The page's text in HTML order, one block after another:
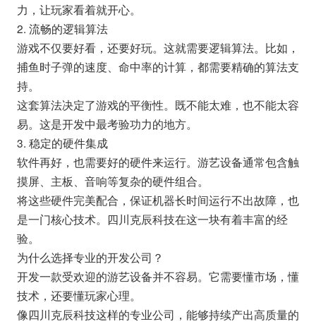
力，让玩家看着就开心。
2. 流畅的逻辑算法
游戏不仅要好看，还要好玩。这就需要逻辑算法。比如，
捕鱼时子弹的速度、命中率的计算，都需要精确的算法支
持。
这套算法决定了游戏的平衡性。既不能太难，也不能太容
易。这是开发中最考验功力的地方。
3. 稳定的硬件集成
软件再好，也需要好的硬件来运行。游艺设备通常包含触
摸屏、主板、音响等复杂的硬件组合。
将这些硬件完美配合，保证机器长时间运行不出故障，也
是一门核心技术。四川克辰科技在这一块有着丰富的经
验。
为什么选择专业的开发公司？
开发一款受欢迎的游艺设备并不容易。它需要懂市场，懂
技术，还要懂玩家心理。
像四川克辰科技这样的专业公司，能够持续产出高质量的